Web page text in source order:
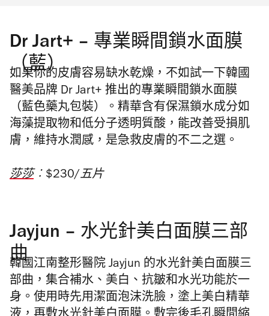
Dr Jart+ – 專業瞬間鎖水面膜
（藍）
如果你的皮膚容易缺水乾燥，不如試一下韓國
醫美品牌 Dr Jart+ 推出的專業瞬間鎖水面膜
（藍色藥丸包裝）
。精華含有保濕鎖水成分如
海藻提取物和低分子透明質酸，能改善受損肌
膚，維持水潤感，是急救皮膚的不二之選。
莎莎︰$230/五片
Jayjun – 水光針美白面膜三部
曲
韓國江南整形醫院 Jayjun 的水光針美白面膜三
部曲，集合補水、美白、抗皺和水光功能於一
身。使用時先用潔面泡沫洗臉，塗上美白精華